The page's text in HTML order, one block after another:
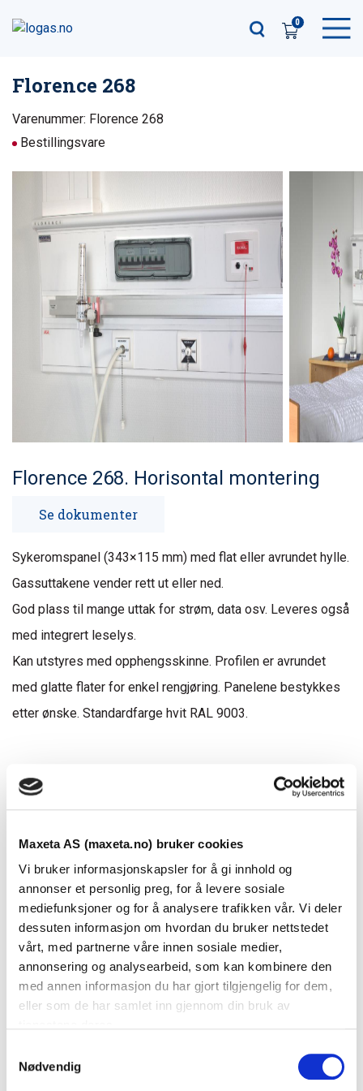
Maxeta AS (maxeta.no) bruker cookies
Vi bruker informasjonskapsler for å gi innhold og
annonser et personlig preg, for å levere sosiale
mediefunksjoner og for å analysere trafikken vår. Vi deler
dessuten informasjon om hvordan du bruker nettstedet
vårt, med partnerne våre innen sosiale medier,
annonsering og analysearbeid, som kan kombinere den
med annen informasjon du har gjort tilgjengelig for dem,
eller som de har samlet inn gjennom din bruk av
Nødvendig
0
Florence 268. Horisontal montering
Se dokumenter
Sykeromspanel (343×115 mm) med flat eller avrundet hylle.
Gassuttakene vender rett ut eller ned.
God plass til mange uttak for strøm, data osv. Leveres også
med integrert leselys.
Kan utstyres med opphengsskinne. Profilen er avrundet
med glatte flater for enkel rengjøring. Panelene bestykkes
etter ønske. Standardfarge hvit RAL 9003.
Teknisk informasjon
268 mm (gass ned)
343mm (gass frem)
Dybde
110 mm (flat hylle) 115mm
(buet hylle)
Maks lengde 6 m
Florence 268
Varenummer: Florence 268
Bestillingsvare